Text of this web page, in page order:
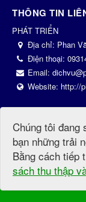
THÔNG TIN
PHÁT TRIỂN
Địa chỉ: Phan
Điện thoại:
Email:
Website: http://
kế bởiPhátTriển.vn.
Chúng tôi đang
bạn những trải
Bằng cách tiếp
sách thu thập